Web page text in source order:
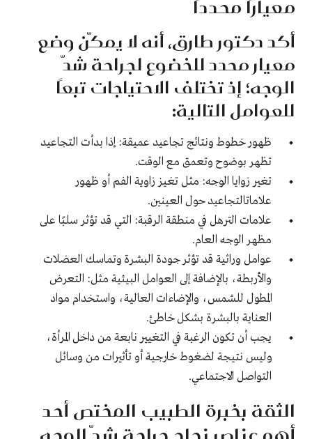
معيارًا محددًا
أكد دكتور طارق، أنه لا يمكّن وضع
معيار محدد للخضوع لجراحة شدّ
الوجه؛ إذ تختلف الاحتياجات تبعًا
للعوامل التالية:
ظهور خطوط ونتائج تجاعيد عميقة: إذا بدأت التجاعيد
تظهر بوضوح وتعمق مع الوقت.
تغير زوايا الوجه: مثل تغيز زاوية الفم أو ظهور
علاماتالتجاعيد حول العينين.
علامات الترهل في منطقة الرقبة: التي قد تؤثر سلبًا على
مظهر الوجه العام.
عوامل وراثية قد تؤثر جودة البشرة وتماسك العضلات
والأربطة، بالإضافة إلى العوامل البيئية مثل: التعرض
المطول للشمس، والإضاءات العالية، واستخدام مواد
العناية بالبشرة بشكل خاطئ.
يجب أن تكون الرغبة في التغيير نابعة من داخل المرأة،
وليس نتيجة لضغوط خارجية أو تأثيرات من وسائل
التواصل الاجتماعي.
الثقة بخبرة الطبيب المختص أحد